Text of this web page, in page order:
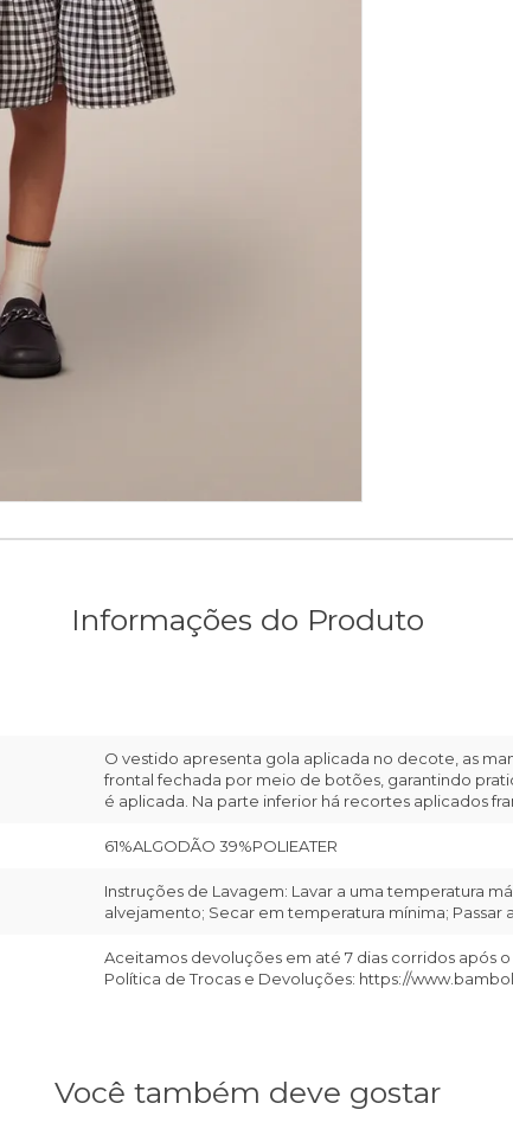
Informações do Produto
O vestido apresenta gola aplicada no decote, as
frontal fechada por meio de botões, garantindo
é aplicada. Na parte inferior há recortes aplicados
61%ALGODÃO 39%POLIEATER
Instruções de Lavagem: Lavar a uma temperatura
alvejamento; Secar em temperatura mínima; Passar
Aceitamos devoluções em até 7 dias corridos após
Política de Trocas e Devoluções: https://
Você também deve gostar